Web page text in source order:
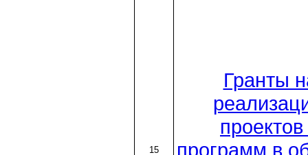
15
Гранты
программ в